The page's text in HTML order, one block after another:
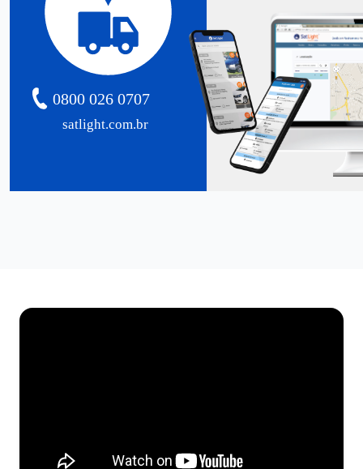
satlight.com.br
0800 026 0707